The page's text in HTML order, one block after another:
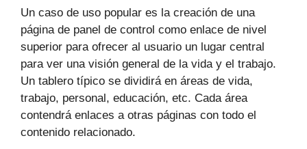
Un caso de uso popular es la creación de una
página de panel de control como enlace de nivel
superior para ofrecer al usuario un lugar central
para ver una visión general de la vida y el trabajo.
Un tablero típico se dividirá en áreas de vida,
trabajo, personal, educación, etc. Cada área
contendrá enlaces a otras páginas con todo el
contenido relacionado.